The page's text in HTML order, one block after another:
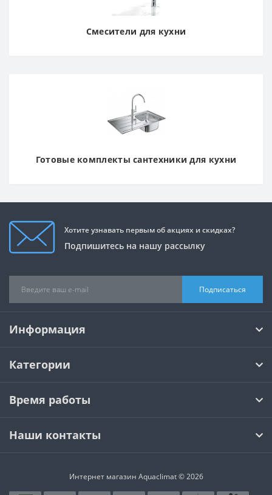
Смесители для кухни
Готовые комплекты сантехники для кухни
Хотите узнавать первым об акциях и скидках?
Подпишитесь на нашу рассылку
Подписаться
Информация
Категории
Время работы
Наши контакты
Интернет магазин Aquaclimat © 2026